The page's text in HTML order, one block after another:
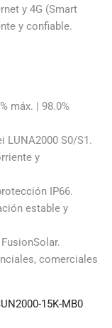
y 4G (Smart
y confiable.
máx. | 98.0%
LUNA2000 S0/S1.
y
IP66.
estable y
comerciales
15K-MB0